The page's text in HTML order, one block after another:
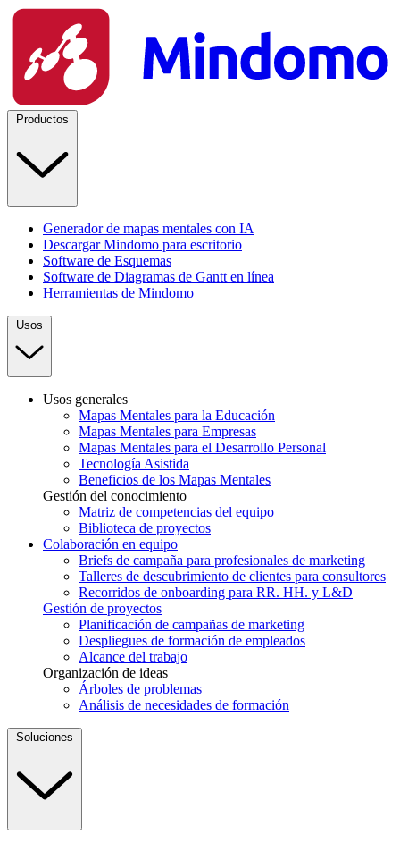
Productos
Generador de mapas mentales con IA
Descargar Mindomo para escritorio
Software de Esquemas
Software de Diagramas de Gantt en línea
Herramientas de Mindomo
Usos
Usos generales
Mapas Mentales para la Educación
Mapas Mentales para Empresas
Mapas Mentales para el Desarrollo Personal
Tecnología Asistida
Beneficios de los Mapas Mentales
Gestión del conocimiento
Matriz de competencias del equipo
Biblioteca de proyectos
Colaboración en equipo
Briefs de campaña para profesionales de marketing
Talleres de descubrimiento de clientes para consultores
Recorridos de onboarding para RR. HH. y L&D
Gestión de proyectos
Planificación de campañas de marketing
Despliegues de formación de empleados
Alcance del trabajo
Organización de ideas
Árboles de problemas
Análisis de necesidades de formación
Soluciones